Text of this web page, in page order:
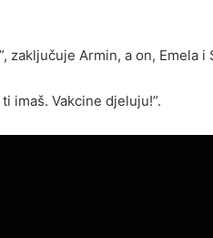
zaključuje Armin, a on, Emela
imaš. Vakcine djeluju!”.